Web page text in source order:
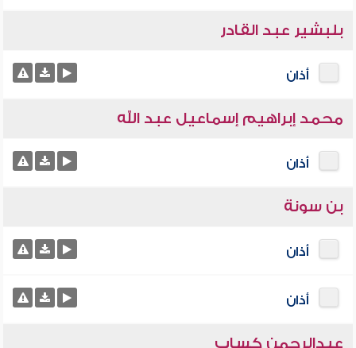
بلبشير عبد القادر
أذان
محمد إبراهيم إسماعيل عبد الله
أذان
بن سونة
أذان
أذان
عبدالرحمن كساب